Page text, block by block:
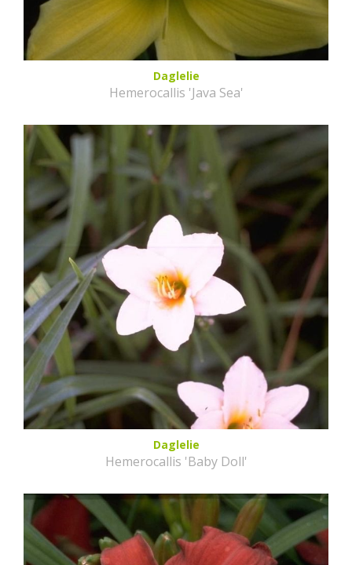
Daglelie
Hemerocallis 'Java Sea'
Daglelie
Hemerocallis 'Baby Doll'